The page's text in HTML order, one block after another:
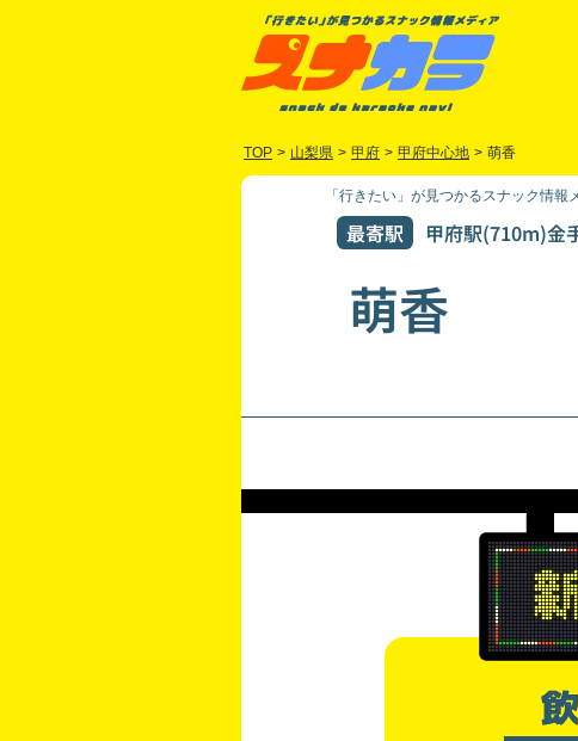
TOP > 山梨県 > 甲府 > 甲府中心地 > 萌香
「行きたい」が見つかるスナック情報
最寄駅 甲府駅(710m)金
萌香